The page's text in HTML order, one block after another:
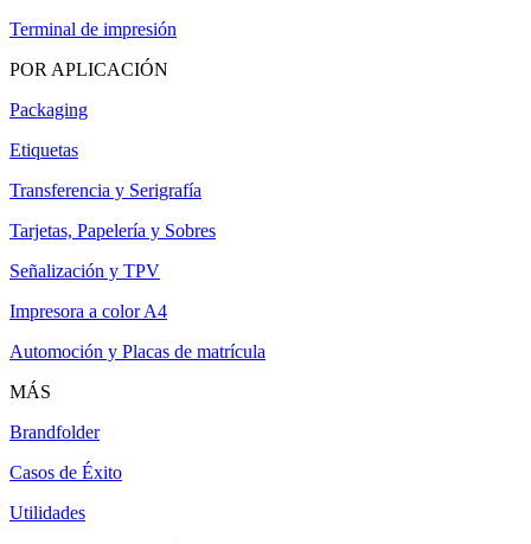
Terminal de impresión
POR APLICACIÓN
Packaging
Etiquetas
Transferencia y Serigrafía
Tarjetas, Papelería y Sobres
Señalización y TPV
Impresora a color A4
Automoción y Placas de matrícula
MÁS
Brandfolder
Casos de Éxito
Utilidades